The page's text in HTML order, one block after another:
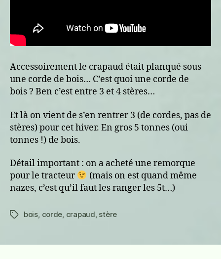
Accessoirement le crapaud était planqué sous
une corde de bois… C’est quoi une corde de
bois ? Ben c’est entre 3 et 4 stères…
Et là on vient de s’en rentrer 3 (de cordes, pas de
stères) pour cet hiver. En gros 5 tonnes (oui
tonnes !) de bois.
Détail important : on a acheté une remorque
pour le tracteur
(mais on est quand même
nazes, c’est qu’il faut les ranger les 5t…)
Étiquettes
bois, corde, crapaud, stère